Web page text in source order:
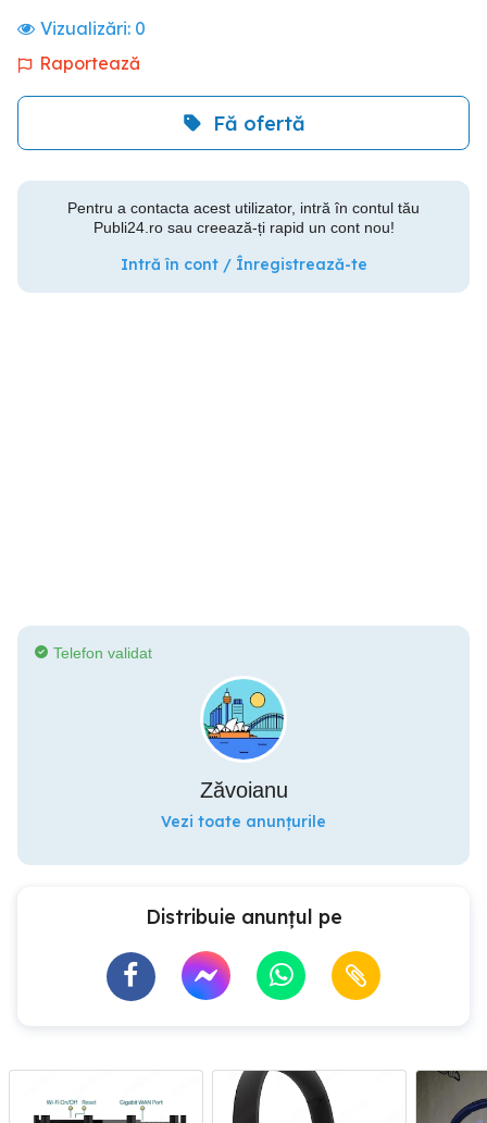
Vizualizări: 0
Raportează
Fă ofertă
Pentru a contacta acest utilizator, intră în contul tău
Publi24.ro sau creează-ți rapid un cont nou!
Intră în cont / Înregistrează-te
Telefon validat
Zăvoianu
Vezi toate anunțurile
Distribuie anunțul pe